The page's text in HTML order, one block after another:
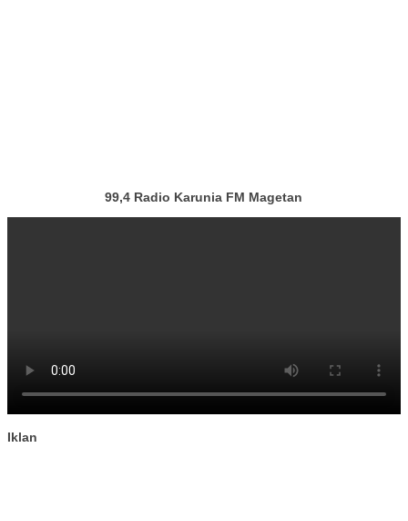
99,4 Radio Karunia FM Magetan
Iklan